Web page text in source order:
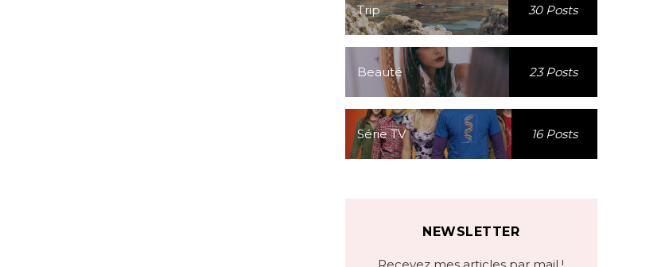
Trip 30 Posts
Beauté 23 Posts
Série TV 16 Posts
NEWSLETTER